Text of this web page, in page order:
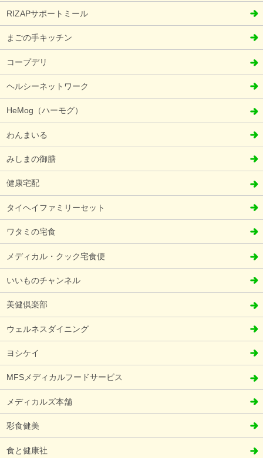
RIZAPサポートミール
まごの手キッチン
コープデリ
ヘルシーネットワーク
HeMog（ハーモグ）
わんまいる
みしまの御膳
健康宅配
タイヘイファミリーセット
ワタミの宅食
メディカル・クック宅食便
いいものチャンネル
美健倶楽部
ウェルネスダイニング
ヨシケイ
MFSメディカルフードサービス
メディカルズ本舗
彩食健美
食と健康社